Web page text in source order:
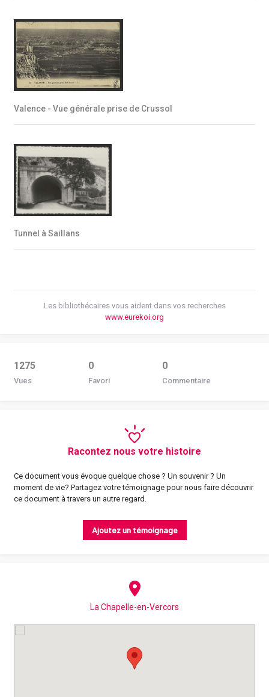
Valence - Vue générale prise de Crussol
Tunnel à Saillans
Les bibliothécaires vous aident dans vos recherches
www.eurekoi.org
1275
Vues
0
Favori
0
Commentaire
Racontez nous votre histoire
Ce document vous évoque quelque chose ? Un souvenir ? Un
moment de vie? Partagez votre témoignage pour nous faire découvrir
ce document à travers un autre regard.
Ajoutez un témoignage
La Chapelle-en-Vercors